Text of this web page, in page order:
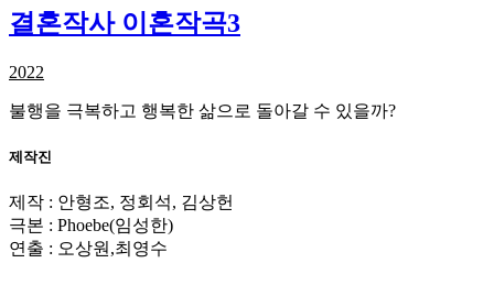
결혼작사 이혼작곡3
2022
불행을 극복하고 행복한 삶으로 돌아갈 수 있을까?
제작진
제작 : 안형조, 정회석, 김상헌
극본 : Phoebe(임성한)
연출 : 오상원,최영수